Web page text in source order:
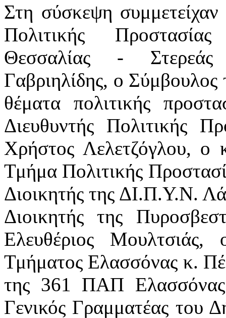
Στη σύσκεψη
Πολιτικής
Θεσσαλίας -
Γαβριηλίδης, ο Σύμβουλος
θέματα πολιτικής
Διευθυντής Πολιτικής
Χρήστος Λελετζόγλου, ο
Τμήμα Πολιτικής
Διοικητής της ΔΙ.Π.Υ.Ν.
Διοικητής της
Ελευθέριος Μουλτσιάς,
Τμήματος Ελασσόνας κ.
της 361 ΠΑΠ Ελασσόνας
Γενικός Γραμματέας του